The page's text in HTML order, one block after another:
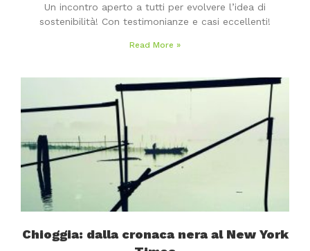
Un incontro aperto a tutti per evolvere l’idea di
sostenibilità! Con testimonianze e casi eccellenti!
Read More »
Chioggia: dalla cronaca nera al New York